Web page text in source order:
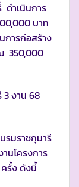
ำเนินการ
บาท
การก่อสร้าง
350,000
งาน 68
มราชกุมารี
นโครงการ
ครั้ง ดังนี้